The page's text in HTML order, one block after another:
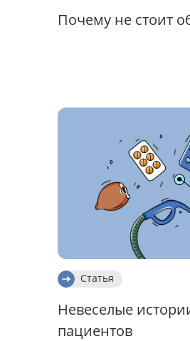
Почему не стоит
Статья
Невеселые
пациентов